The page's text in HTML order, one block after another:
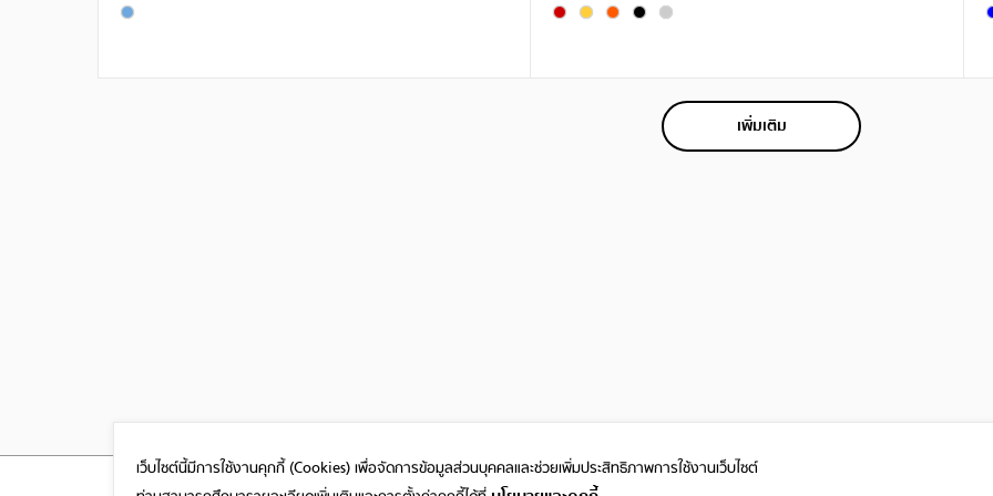
เพิ่มเติม
เว็บไซต์นี้มีการใช้งานคุกกี้ (Cookies)เพื่อจัดการข้อมูลส่วนบุคคลและช่วยเพิ่มประสิทธิภาพการใช้งานเว็บไซต์